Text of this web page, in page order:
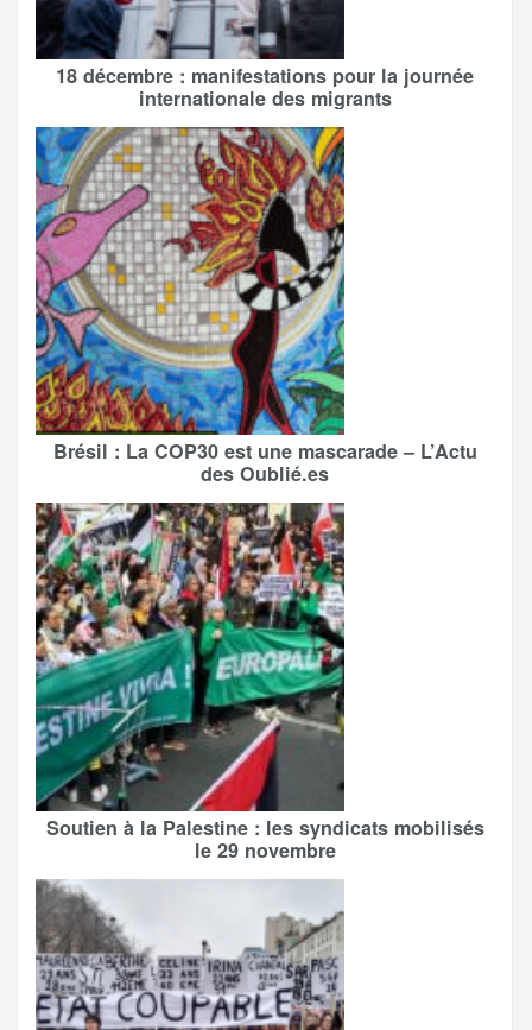
18 décembre : manifestations pour la journée
internationale des migrants
Brésil : La COP30 est une mascarade – L’Actu
des Oublié.es
Soutien à la Palestine : les syndicats mobilisés
le 29 novembre